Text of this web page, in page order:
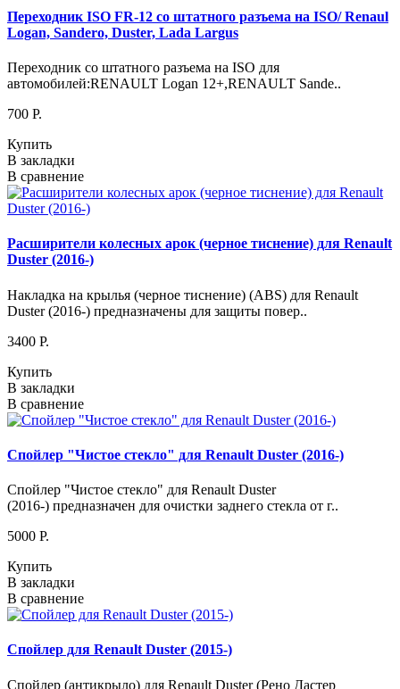
Переходник ISO FR-12 со штатного разъема на ISO/ Renaul
Logan, Sandero, Duster, Lada Largus
Переходник со штатного разъема на ISO для
автомобилей:RENAULT Logan 12+,RENAULT Sande..
700 P.
Купить
В закладки
В сравнение
Расширители колесных арок (черное тиснение) для Renault
Duster (2016-)
Накладка на крылья (черное тиснение) (ABS) для Renault
Duster (2016-) предназначены для защиты повер..
3400 P.
Купить
В закладки
В сравнение
Спойлер "Чистое стекло" для Renault Duster (2016-)
Спойлер "Чистое стекло" для Renault Duster
(2016-) предназначен для очистки заднего стекла от г..
5000 P.
Купить
В закладки
В сравнение
Спойлер для Renault Duster (2015-)
Спойлер (антикрыло) для Renault Duster (Рено Дастер